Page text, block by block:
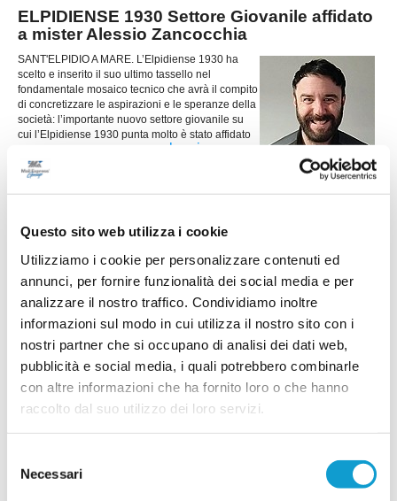
Questo sito web utilizza i cookie
Utilizziamo i cookie per personalizzare contenuti ed
annunci, per fornire funzionalità dei social media e per
analizzare il nostro traffico. Condividiamo inoltre
informazioni sul modo in cui utilizza il nostro sito con i
nostri partner che si occupano di analisi dei dati web,
pubblicità e social media, i quali potrebbero combinarle
con altre informazioni che ha fornito loro o che hanno
raccolto dal suo utilizzo dei loro servizi.
delNecessari
ELPIDIENSE 1930 Settore Giovanile affidato
a mister Alessio Zancocchia
SANT'ELPIDIO A MARE. L’Elpidiense 1930 ha
scelto e inserito il suo ultimo tassello nel
fondamentale mosaico tecnico che avrà il compito
di concretizzare le aspirazioni e le speranze della
società: l’importante nuovo settore giovanile su
cui l’Elpidiense 1930 punta molto è stato affidato
leggi
11/07/2026
la stagione 2025/2026, caratterizzata, tra le altre
cose, dalla vittoria della Coppa Disciplina da
parte della società Archetti Rapagnano: si tratta
della terza conquistata in due anni. Sono in vista
importanti novità per quanto riguarda lo staff
... leggi
10/07/2026
PORTO S.ELPIDIO. Stortini: "Settore
giovanile alla base del progetto"
08/07/2026